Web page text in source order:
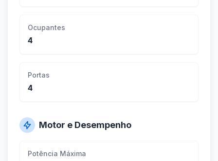
Ocupantes
4
Portas
4
Motor e Desempenho
Potência Máxima